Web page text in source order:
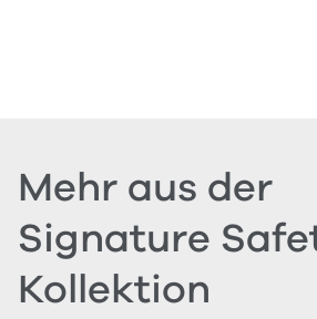
Mehr aus der
Signature
Kollektion